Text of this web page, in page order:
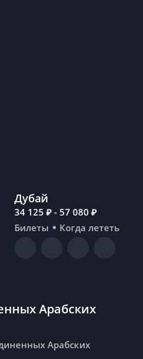
Дубай
34 125 ₽ - 57 080 ₽
Билеты
Когда лететь
Арабских
Арабских